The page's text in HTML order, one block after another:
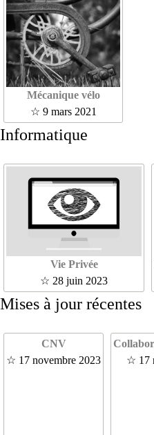
Mécanique vélo
☆ 9 mars 2021
Informatique
Vie Privée
☆ 28 juin 2023
Mises à jour récentes
CNV
☆ 17 novembre 2023
☆ 17